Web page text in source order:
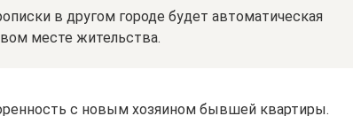
в другом городе будет автоматическая
месте жительства.
с новым хозяином бывшей квартиры.